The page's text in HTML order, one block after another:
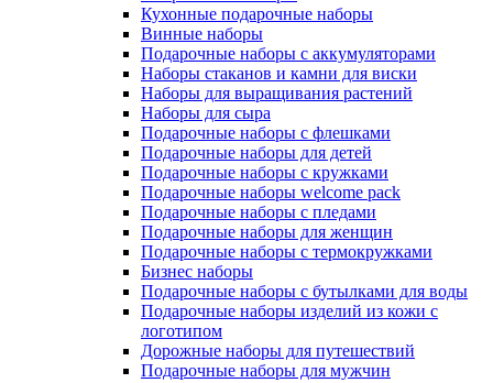
Кухонные подарочные наборы
Винные наборы
Подарочные наборы с аккумуляторами
Наборы стаканов и камни для виски
Наборы для выращивания растений
Наборы для сыра
Подарочные наборы с флешками
Подарочные наборы для детей
Подарочные наборы с кружками
Подарочные наборы welcome pack
Подарочные наборы с пледами
Подарочные наборы для женщин
Подарочные наборы с термокружками
Бизнес наборы
Подарочные наборы с бутылками для воды
Подарочные наборы изделий из кожи с
логотипом
Дорожные наборы для путешествий
Подарочные наборы для мужчин